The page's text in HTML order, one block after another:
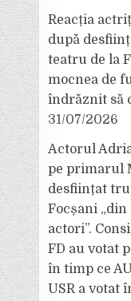
Reacția
după
teatru de la
mocnea de
îndrăznit să
31/07/2026
Actorul
pe primarul
desființat
Focșani
actori”.
FD au votat
în timp ce
USR a votat